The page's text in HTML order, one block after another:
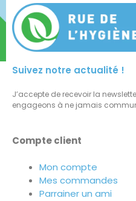
Suivez notre actualité !
J’accepte de recevoir la
engageons à ne jamais
Compte client
Mon compte
Mes commandes
Parrainer un ami